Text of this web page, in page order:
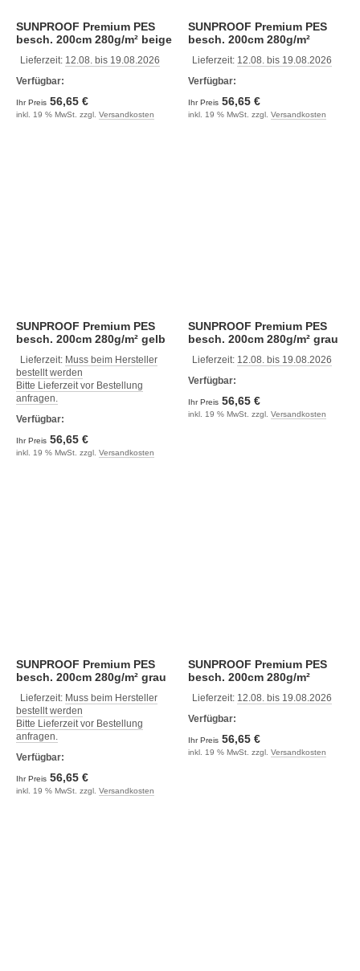
SUNPROOF Premium PES
besch. 200cm 280g/m² beige
Lieferzeit: 12.08. bis 19.08.2026
Verfügbar:
Ihr Preis 56,65 €
inkl. 19 % MwSt. zzgl. Versandkosten
SUNPROOF Premium PES
besch. 200cm 280g/m²
Lieferzeit: 12.08. bis 19.08.2026
Verfügbar:
Ihr Preis 56,65 €
inkl. 19 % MwSt. zzgl. Versandkosten
SUNPROOF Premium PES
besch. 200cm 280g/m² gelb
Lieferzeit: Muss beim Hersteller
bestellt werden
Bitte Lieferzeit vor Bestellung
anfragen.
Verfügbar:
Ihr Preis 56,65 €
inkl. 19 % MwSt. zzgl. Versandkosten
SUNPROOF Premium PES
besch. 200cm 280g/m² grau
Lieferzeit: 12.08. bis 19.08.2026
Verfügbar:
Ihr Preis 56,65 €
inkl. 19 % MwSt. zzgl. Versandkosten
SUNPROOF Premium PES
besch. 200cm 280g/m² grau
Lieferzeit: Muss beim Hersteller
bestellt werden
Bitte Lieferzeit vor Bestellung
anfragen.
Verfügbar:
Ihr Preis 56,65 €
inkl. 19 % MwSt. zzgl. Versandkosten
SUNPROOF Premium PES
besch. 200cm 280g/m²
Lieferzeit: 12.08. bis 19.08.2026
Verfügbar:
Ihr Preis 56,65 €
inkl. 19 % MwSt. zzgl. Versandkosten